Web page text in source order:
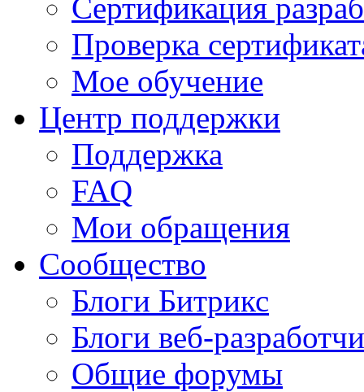
Сертификация
Проверка
Мое обучение
Центр поддержки
Поддержка
FAQ
Мои обращения
Сообщество
Блоги Битрикс
Блоги веб-
Общие форумы